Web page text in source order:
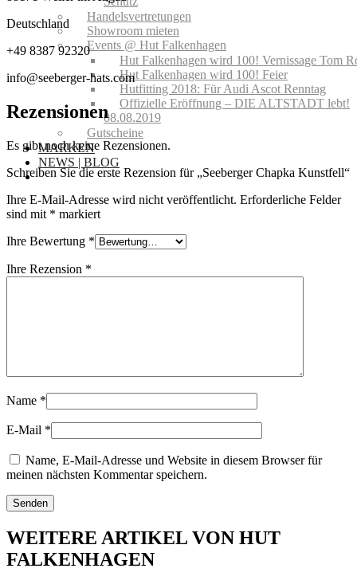
Handelsvertretungen
Showroom mieten
Events @ Hut Falkenhagen
Hut Falkenhagen wird 100! Vernissage Tom
Hut Falkenhagen wird 100! Feier
Hutfitting 2018: Für Audi Ascot Renntag
Offizielle Eröffnung – DIE ALTSTADT lebt!
08.08.2019
Gutscheine
MARKEN
NEWS | BLOG
Deutschland
+49 8387 92320
info@seeberger-hats.com
Rezensionen
Es gibt noch keine Rezensionen.
Schreiben Sie die erste Rezension für „Seeberger Chapka Kunstfell“
Ihre E-Mail-Adresse wird nicht veröffentlicht. Erforderliche Felder
sind mit * markiert
Ihre Bewertung *
Ihre Rezension *
Name *
E-Mail *
Name, E-Mail-Adresse und Website in diesem Browser für
meinen nächsten Kommentar speichern.
WEITERE ARTIKEL VON HUT
FALKENHAGEN